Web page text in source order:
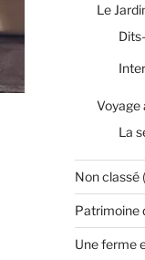
Le
Voyage
La
Non classé
Patrimoine
Une ferme